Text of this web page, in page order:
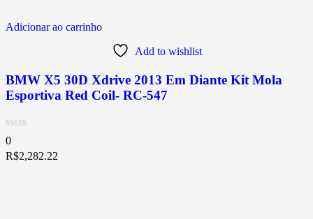
Adicionar ao carrinho
Add to wishlist
BMW X5 30D Xdrive 2013 Em Diante Kit Mola
Esportiva Red Coil- RC-547
0
R$2,282.22